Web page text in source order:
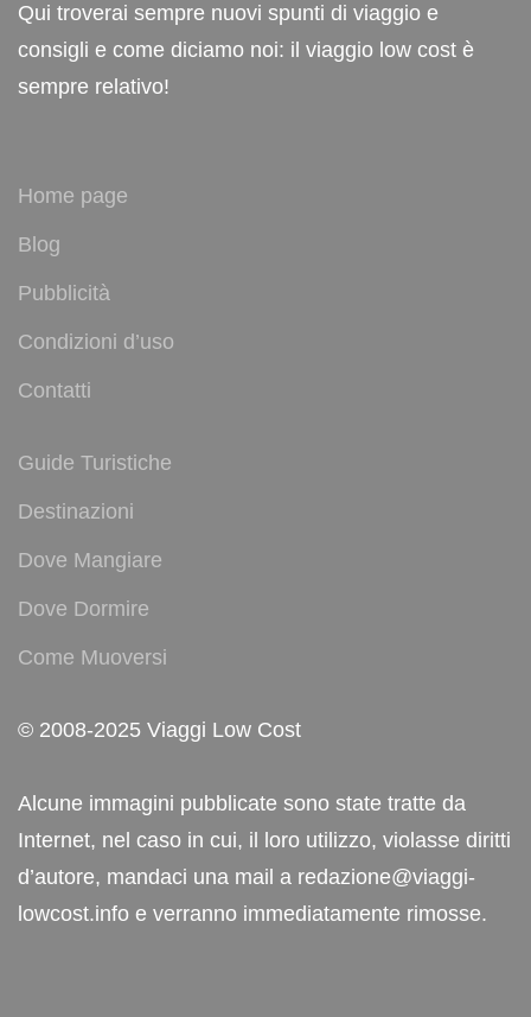
Qui troverai sempre nuovi spunti di viaggio e
consigli e come diciamo noi: il viaggio low cost è
sempre relativo!
Home page
Blog
Pubblicità
Condizioni d’uso
Contatti
Guide Turistiche
Destinazioni
Dove Mangiare
Dove Dormire
Come Muoversi
© 2008-2025 Viaggi Low Cost
Alcune immagini pubblicate sono state tratte da
Internet, nel caso in cui, il loro utilizzo, violasse diritti
d’autore, mandaci una mail a redazione@viaggi-
lowcost.info e verranno immediatamente rimosse.